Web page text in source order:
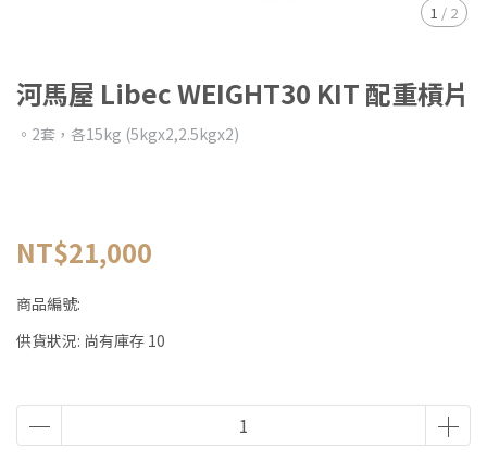
1 / 2
河馬屋 Libec WEIGHT30 KIT 配重槓片
。2套，各15kg (5kgx2,2.5kgx2)
NT$21,000
商品編號:
供貨狀況: 尚有庫存 10